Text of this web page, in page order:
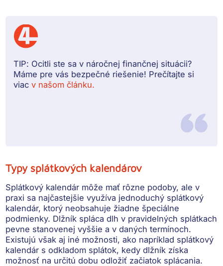
TIP: Ocitli ste sa v náročnej finančnej situácii?
Máme pre vás bezpečné riešenie! Prečítajte si
viacv našom článku.
Typy splátkových kalendárov
Splátkový kalendár môže mať rôzne podoby, ale v
praxi sa najčastejšie využíva jednoduchý splátkový
kalendár, ktorý neobsahuje žiadne špeciálne
podmienky. Dlžník spláca dlh v pravidelných splátkach
pevne stanovenej vyššie a v daných termínoch.
Existujú však aj iné možnosti, ako napríklad splátkový
kalendár s odkladom splátok, kedy dlžník získa
možnosť na určitú dobu odložiť začiatok splácania.